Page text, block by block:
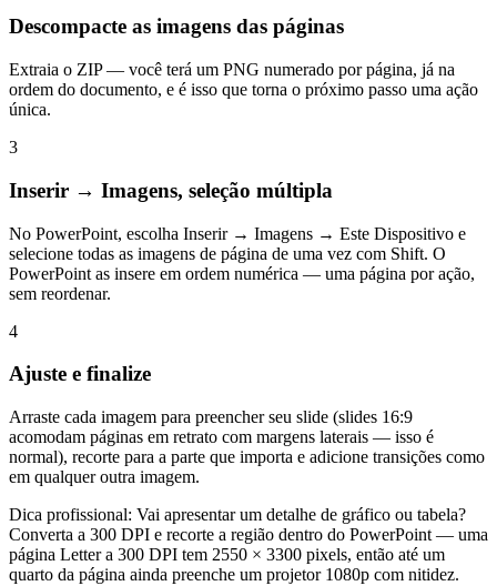
Descompacte as imagens das páginas
Extraia o ZIP — você terá um PNG numerado por página, já na
ordem do documento, e é isso que torna o próximo passo uma ação
única.
3
Inserir → Imagens, seleção múltipla
No PowerPoint, escolha Inserir → Imagens → Este Dispositivo e
selecione todas as imagens de página de uma vez com Shift. O
PowerPoint as insere em ordem numérica — uma página por ação,
sem reordenar.
4
Ajuste e finalize
Arraste cada imagem para preencher seu slide (slides 16:9
acomodam páginas em retrato com margens laterais — isso é
normal), recorte para a parte que importa e adicione transições como
em qualquer outra imagem.
Dica profissional: Vai apresentar um detalhe de gráfico ou tabela?
Converta a 300 DPI e recorte a região dentro do PowerPoint — uma
página Letter a 300 DPI tem 2550 × 3300 pixels, então até um
quarto da página ainda preenche um projetor 1080p com nitidez.